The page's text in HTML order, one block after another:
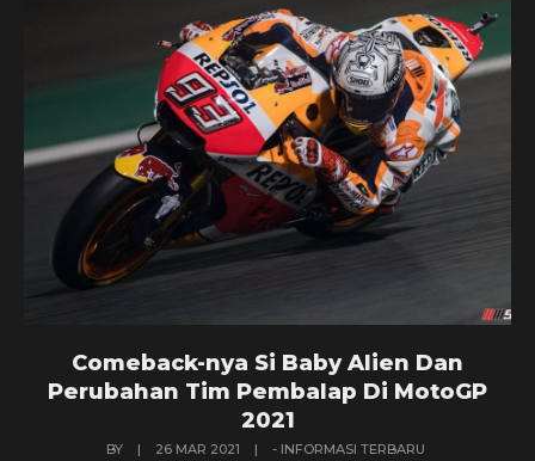
Comeback-nya Si Baby Alien Dan
Perubahan Tim Pembalap Di MotoGP
2021
BY | 26 MAR 2021 | - INFORMASI TERBARU